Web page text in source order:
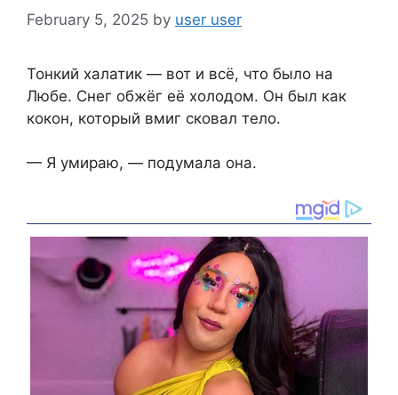
February 5, 2025 by user user
Тонкий халатик — вот и всё, что было на
Любе. Снег обжёг её холодом. Он был как
кокон, который вмиг сковал тело.
— Я умираю, — подумала она.